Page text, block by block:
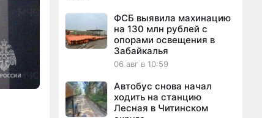
ФСБ выявила махинацию
на 130 млн рублей с
опорами освещения в
Забайкалья
06 авг в 10:59
Автобус снова начал
ходить на станцию
Лесная в Читинском